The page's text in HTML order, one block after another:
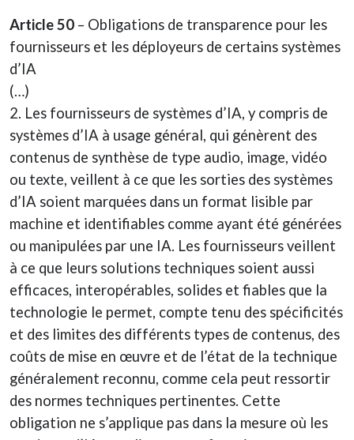
Article 50 – Obligations de transparence pour les
fournisseurs et les déployeurs de certains systèmes
d’IA
(…)
2. Les fournisseurs de systèmes d’IA, y compris de
systèmes d’IA à usage général, qui génèrent des
contenus de synthèse de type audio, image, vidéo
ou texte, veillent à ce que les sorties des systèmes
d’IA soient marquées dans un format lisible par
machine et identifiables comme ayant été générées
ou manipulées par une IA. Les fournisseurs veillent
à ce que leurs solutions techniques soient aussi
efficaces, interopérables, solides et fiables que la
technologie le permet, compte tenu des spécificités
et des limites des différents types de contenus, des
coûts de mise en œuvre et de l’état de la technique
généralement reconnu, comme cela peut ressortir
des normes techniques pertinentes. Cette
obligation ne s’applique pas dans la mesure où les